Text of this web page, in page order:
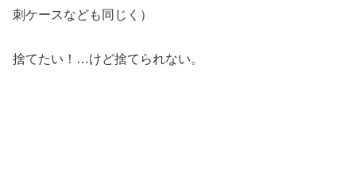
刺ケースなども同じく）
捨てたい！…けど捨てられない。